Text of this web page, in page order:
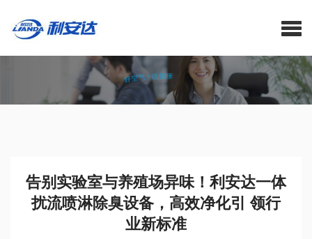
领行业新标准-等离子空气净化器_医用空气消毒机_空气净化消毒机_中
央家用新风系统厂家_利安达官网
告别实验室与养殖场异味！利安达一体
扰流喷淋除臭设备，高效净化引 领行
业新标准